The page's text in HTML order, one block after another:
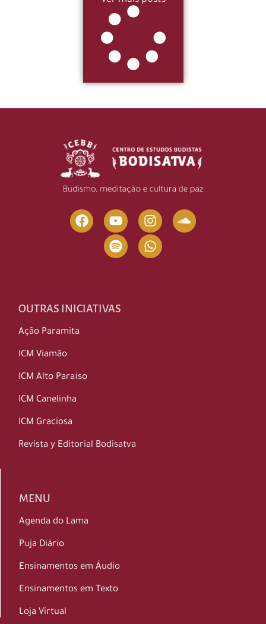
OUTRAS INICIATIVAS
Ação Paramita
ICM Viamão
ICM Alto Paraíso
ICM Canelinha
ICM Graciosa
Revista y Editorial Bodisatva
MENU
Agenda do Lama
Puja Diário
Ensinamentos em Áudio
Ensinamentos em Texto
Loja Virtual